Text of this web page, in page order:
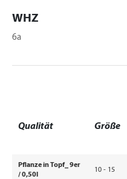
WHZ
6a
Qualität Größe
Pflanze in Topf_ 9er
/ 0,50l
10 - 15